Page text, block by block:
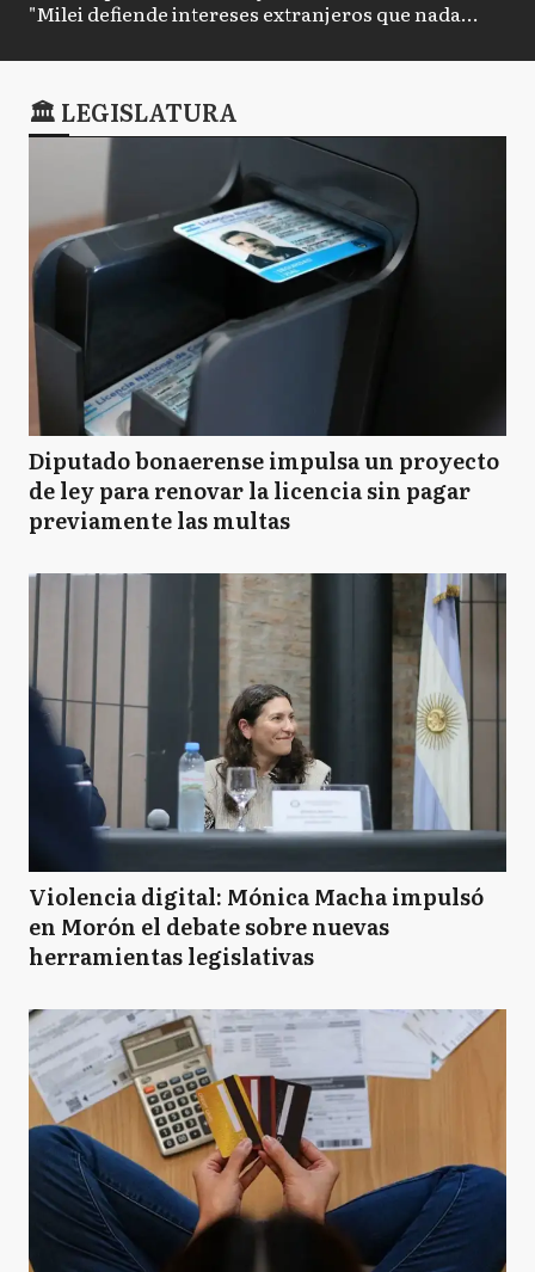
"Milei defiende intereses extranjeros que nada
🏛️ LEGISLATURA
Diputado bonaerense impulsa un proyecto
de ley para renovar la licencia sin pagar
previamente las multas
Violencia digital: Mónica Macha impulsó
en Morón el debate sobre nuevas
herramientas legislativas